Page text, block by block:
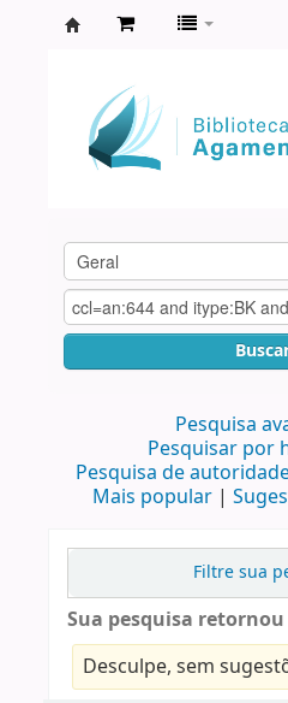
Agamenon
Magalhães
Pesquisa
Pesquisar por
Pesquisa de
Mais popular
Filtre sua
Sua pesquisa
Desculpe, sem